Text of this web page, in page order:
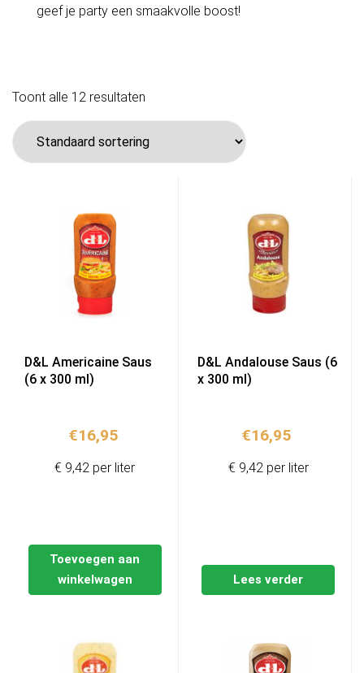
geef je party een smaakvolle boost!
Toont alle 12 resultaten
D&L Americaine Saus
(6 x 300 ml)
€16,95
Toevoegen aan
winkelwagen
€ 9,42 per liter
D&L Andalouse Saus (6
x 300 ml)
€16,95
Lees verder
€ 9,42 per liter